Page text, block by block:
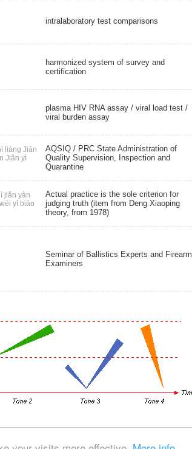
intralaboratory test comparisons
harmonized system of survey and
certification
plasma HIV RNA assay / viral load test/
viral burden assay
liàng Jiān
Jiǎn yì
AQSIQ/ PRC State Administration of
Quality Supervision, Inspection and
Quarantine
jiǎn yàn
yī biāo
Actual practice is the sole criterion for
judging truth (item from Deng Xiaoping
theory, from 1978)
Seminar of Ballistics Experts and
Examiners